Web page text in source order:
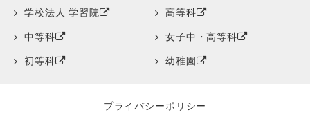
学校法人 学習院 高等科
中等科 女子中・高等科
初等科 幼稚園
プライバシーポリシー